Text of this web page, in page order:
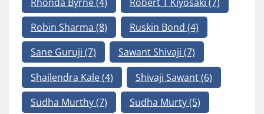
Robin Sharma (8) Ruskin Bond (4)
Sane Guruji (7) Sawant Shivaji (7)
Shailendra Kale(4) Shivaji Sawant(6)
Sudha Murthy(7) Sudha Murty(5)